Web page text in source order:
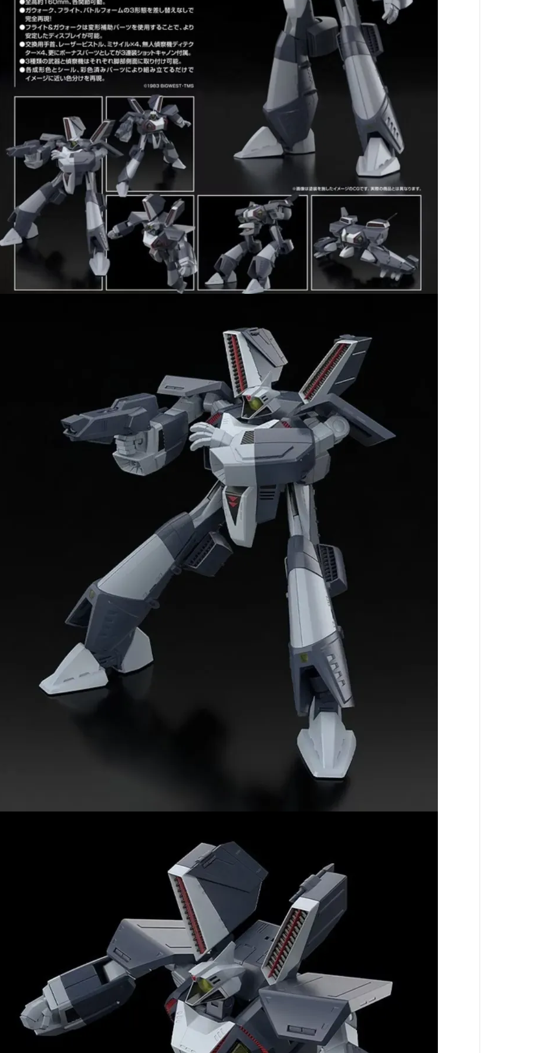
境界戰機
魔導少年
數碼寶貝
出租女友
火影忍者
星際大戰
哈利波特
戰鬥陀螺
閃電霹靂車
我推的孩子
進撃的巨人
妖幻三重奏
哥布林殺手
她來自煩星
約會大作戰
東京復仇者
神劍闖江湖
狼與辛香料
聖鬥士星矢
魔法少年賈修
魔法少女小圓
鋼之鍊金術師
五等分的新娘
SHY靦腆英雄
死神BLEACH
史努比Snoopy
洛伊德-ZOIDS-
文豪Stray Dogs
香格里拉開拓異境
我想成為影之強者
異世界歸來的舅舅
輝夜姬想讓人告白